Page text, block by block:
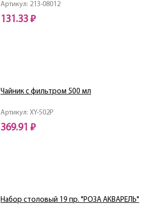
Артикул: 213-08012
131.33 ₽
Артикул: XY-502P
Чайник с фильтром 500 мл
369.91 ₽
Набор столовый 19 пр. "РОЗА АКВАРЕЛЬ"